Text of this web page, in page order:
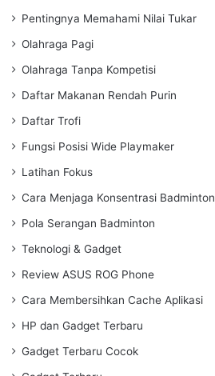
Pentingnya Memahami Nilai Tukar
Olahraga Pagi
Olahraga Tanpa Kompetisi
Daftar Makanan Rendah Purin
Daftar Trofi
Fungsi Posisi Wide Playmaker
Latihan Fokus
Cara Menjaga Konsentrasi Badminton
Pola Serangan Badminton
Teknologi & Gadget
Review ASUS ROG Phone
Cara Membersihkan Cache Aplikasi
HP dan Gadget Terbaru
Gadget Terbaru Cocok